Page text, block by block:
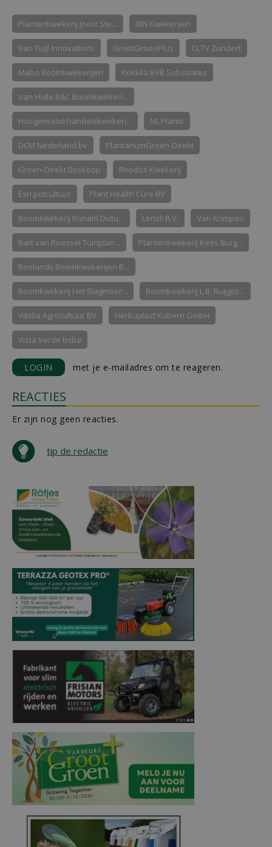
Plantenkwekerij Joost Ste... IBN Kwekerijen
Van Tuijl Innovations GrootGroenPlus CLTV Zundert
Mabo Boomkwekerijen Kekkila BVB Substrates
Van Hulle B&C Boomkwekeri...
Hoogenraad handelskwekeri... NL Plants
DCM Nederland bv PlantariumGroen-Direkt
Groen-Direkt Boskoop Rhodos Kwekerij
Esri potcultuur Plant Health Cure BV
Boomkwekerij Ronald Dictu... Lensli B.V. Van Krimpen
Bart van Roessel Tuinplan... Plantenkwekerij Kees Burg...
Roelands Boomkwekerijen B...
Boomkwekerij Het Slagmoer... Boomkwekerij L.B. Ruijgro...
Vitelia Agrocultuur BV Herkuplast Kubern GmbH
Vista Verde bvba
LOGIN met je e-mailadres om te reageren.
REACTIES
Er zijn nog geen reacties.
tip de redactie